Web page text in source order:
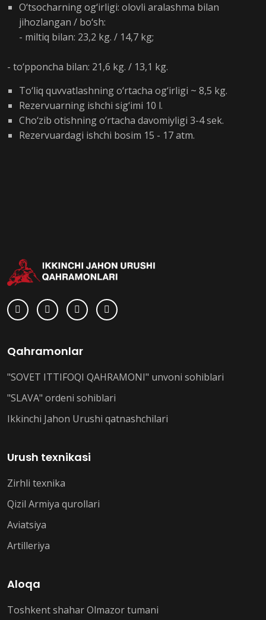
O‘tsocharning og‘irligi: olovli aralashma bilan
jihozlangan / bo‘sh:
- miltiq bilan: 23,2 kg. / 14,7 kg;
- to‘pponcha bilan: 21,6 kg. / 13,1 kg.
To‘liq quvvatlashning o‘rtacha og‘irligi ~ 8,5 kg.
Rezervuarning ishchi sig‘imi 10 l.
Cho‘zib otishning o‘rtacha davomiyligi 3-4 sek.
Rezervuardagi ishchi bosim 15 - 17 atm.
Qahramonlar
"SOVET ITTIFOQI QAHRAMONI" unvoni sohiblari
"SLAVA" ordeni sohiblari
Ikkinchi Jahon Urushi qatnashchilari
Urush texnikasi
Zirhli texnika
Qizil Armiya qurollari
Aviatsiya
Artilleriya
Aloqa
Toshkent shahar Olmazor tumani